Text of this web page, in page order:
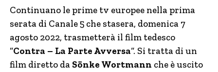
Continuano le prime tv europee nella prima
serata di Canale 5 che stasera, domenica 7
agosto 2022, trasmetterà il film tedesco
“Contra – La Parte Avversa“. Si tratta di un
film diretto da Sönke Wortmann che è uscito